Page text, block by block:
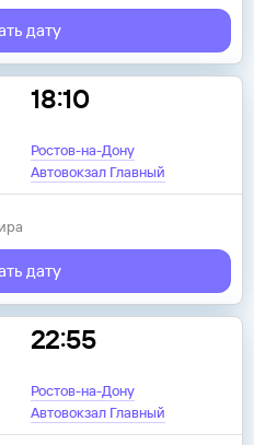
дату
18:10
Ростов-на-Дону
Автовокзал Главный
дату
22:55
Ростов-на-Дону
Автовокзал Главный